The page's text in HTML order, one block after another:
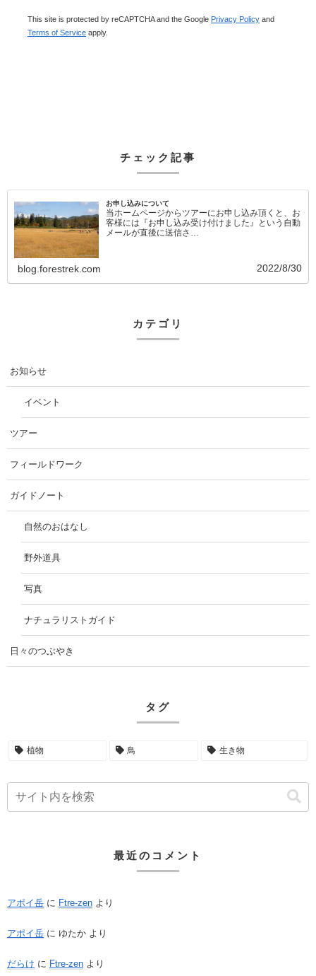
This site is protected by reCAPTCHA and the Google Privacy Policy and
Terms of Service apply.
チェック記事
お申し込みについて
当ホームページからツアーにお申し込み頂くと、お
客様には『お申し込み受け付けました』という自動
メールが直後に送信さ…
blog.forestrek.com 2022/8/30
カテゴリ
お知らせ
イベント
ツアー
フィールドワーク
ガイドノート
自然のおはなし
野外道具
写真
ナチュラリストガイド
日々のつぶやき
タグ
植物 鳥 生き物
最近のコメント
アポイ岳 に Ftre-zen より
アポイ岳 に ゆたか より
だらけ に Ftre-zen より